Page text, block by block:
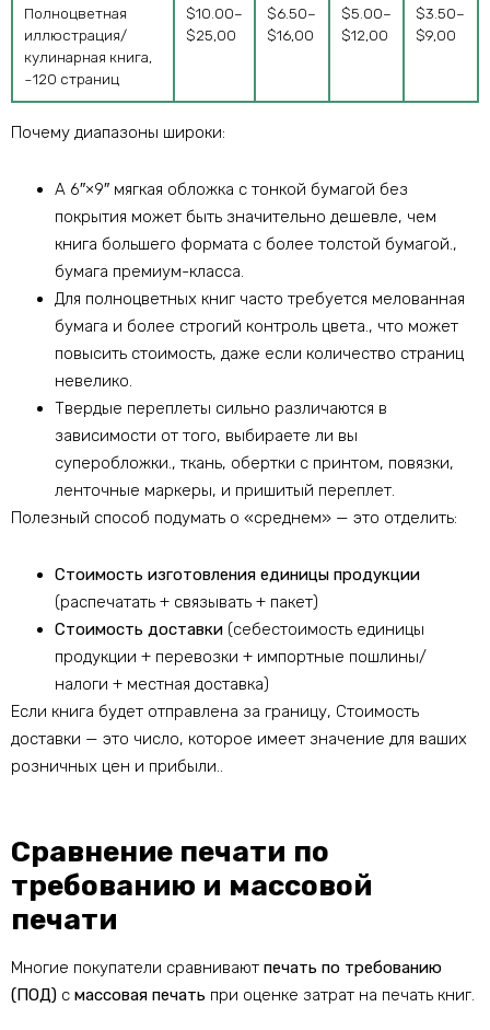
Полноцветная
иллюстрация/
кулинарная книга,
~120 страниц
$10.00–
$25,00
$6.50–
$16,00
$5.00–
$12,00
$3.50–
$9,00
Почему диапазоны широки:
А 6″×9″ мягкая обложка с тонкой бумагой без
покрытия может быть значительно дешевле, чем
книга большего формата с более толстой бумагой.,
бумага премиум-класса.
Для полноцветных книг часто требуется мелованная
бумага и более строгий контроль цвета., что может
повысить стоимость, даже если количество страниц
невелико.
Твердые переплеты сильно различаются в
зависимости от того, выбираете ли вы
суперобложки., ткань, обертки с принтом, повязки,
ленточные маркеры, и пришитый переплет.
Полезный способ подумать о «среднем» — это отделить:
Стоимость изготовления единицы продукции
(распечатать + связывать + пакет)
Стоимость доставки (себестоимость единицы
продукции + перевозки + импортные пошлины/
налоги + местная доставка)
Если книга будет отправлена ​​за границу, Стоимость
доставки — это число, которое имеет значение для ваших
розничных цен и прибыли..
Сравнение печати по
требованию и массовой
печати
Многие покупатели сравнивают печать по требованию
(ПОД) с массовая печать при оценке затрат на печать книг.